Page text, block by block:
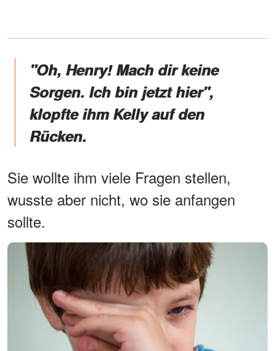
"Oh, Henry! Mach dir keine
Sorgen. Ich bin jetzt hier",
klopfte ihm Kelly auf den
Rücken.
Sie wollte ihm viele Fragen stellen,
wusste aber nicht, wo sie anfangen
sollte.